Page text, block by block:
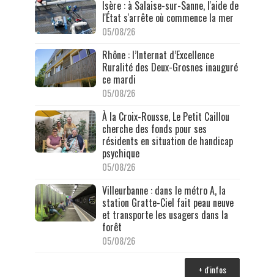
Isère : à Salaise-sur-Sanne, l'aide de
l'État s'arrête où commence la mer
05/08/26
Rhône : l’Internat d’Excellence
Ruralité des Deux-Grosnes inauguré
ce mardi
05/08/26
À la Croix-Rousse, Le Petit Caillou
cherche des fonds pour ses
résidents en situation de handicap
psychique
05/08/26
Villeurbanne : dans le métro A, la
station Gratte-Ciel fait peau neuve
et transporte les usagers dans la
forêt
05/08/26
+ d'infos